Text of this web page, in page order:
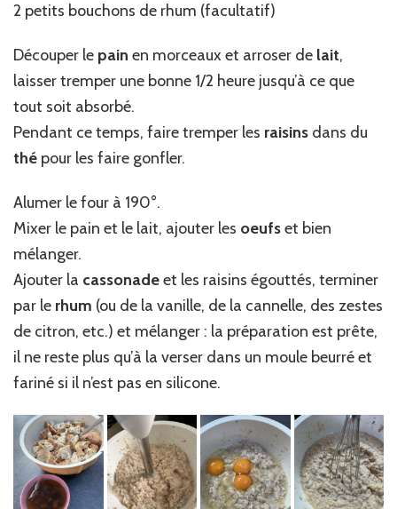
2 petits bouchons de rhum (facultatif)
Découper le pain en morceaux et arroser de lait,
laisser tremper une bonne 1/2 heure jusqu’à ce que
tout soit absorbé.
Pendant ce temps, faire tremper les raisins dans du
thé pour les faire gonfler.
Alumer le four à 190°.
Mixer le pain et le lait, ajouter les oeufset bien
mélanger.
Ajouter la cassonadeet les raisins égouttés, terminer
par le rhum (ou de la vanille, de la cannelle, des zestes
de citron, etc.) et mélanger : la préparation est prête,
il ne reste plus qu’à la verser dans un moule beurré et
fariné si il n’est pas en silicone.